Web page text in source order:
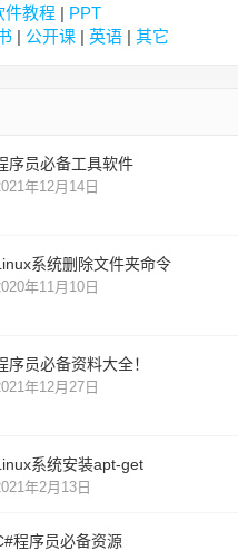
件教程 | PPT
| 公开课 | 英语 | 其它
序员必备工具软件
年12月14日
系统删除文件夹命令
年11月10日
序员必备资料大全！
年12月27日
系统安装apt-get
年2月13日
程序员必备资源